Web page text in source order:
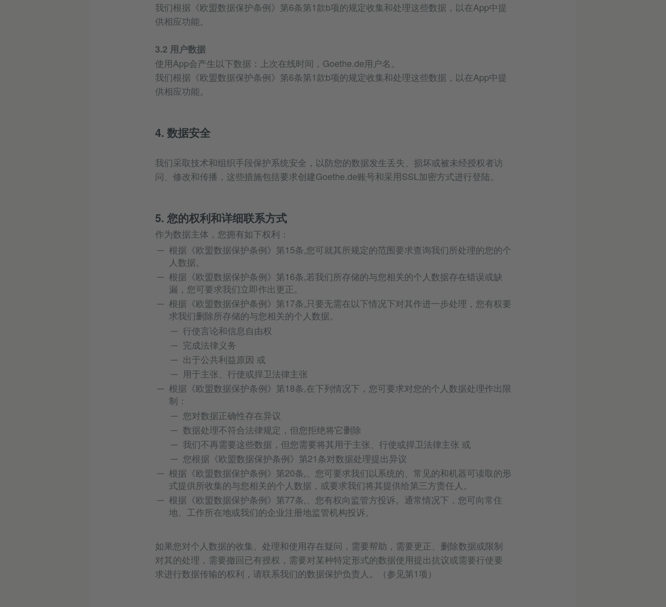
我们根据《欧盟数据保护条例》第6条第1款b项的规定收集和处理这些数据，以在App中提
供相应功能。
3.2 用户数据
使用App会产生以下数据：上次在线时间，Goethe.de用户名。
我们根据《欧盟数据保护条例》第6条第1款b项的规定收集和处理这些数据，以在App中提
供相应功能。
4. 数据安全
我们采取技术和组织手段保护系统安全，以防您的数据发生丢失、损坏或被未经授权者访
问、修改和传播，这些措施包括要求创建Goethe.de账号和采用SSL加密方式进行登陆。
5. 您的权利和详细联系方式
作为数据主体，您拥有如下权利：
根据《欧盟数据保护条例》第15条,您可就其所规定的范围要求查询我们所处理的您的个
人数据。
根据《欧盟数据保护条例》第16条,若我们所存储的与您相关的个人数据存在错误或缺
漏，您可要求我们立即作出更正。
根据《欧盟数据保护条例》第17条,只要无需在以下情况下对其作进一步处理，您有权要
求我们删除所存储的与您相关的个人数据。
行使言论和信息自由权
完成法律义务
出于公共利益原因 或
用于主张、行使或捍卫法律主张
根据《欧盟数据保护条例》第18条,在下列情况下，您可要求对您的个人数据处理作出限
制：
您对数据正确性存在异议
数据处理不符合法律规定，但您拒绝将它删除
我们不再需要这些数据，但您需要将其用于主张、行使或捍卫法律主张 或
您根据《欧盟数据保护条例》第21条对数据处理提出异议
根据《欧盟数据保护条例》第20条,、您可要求我们以系统的、常见的和机器可读取的形
式提供所收集的与您相关的个人数据，或要求我们将其提供给第三方责任人。
根据《欧盟数据保护条例》第77条,、您有权向监管方投诉。通常情况下，您可向常住
地、工作所在地或我们的企业注册地监管机构投诉。
如果您对个人数据的收集、处理和使用存在疑问，需要帮助，需要更正、删除数据或限制
对其的处理，需要撤回已有授权，需要对某种特定形式的数据使用提出抗议或需要行使要
求进行数据传输的权利，请联系我们的数据保护负责人。（参见第1项）